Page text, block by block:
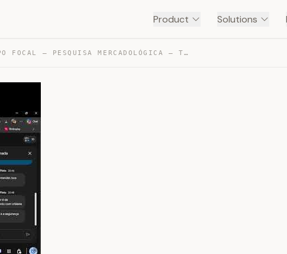
Product Solutions
GRUPO FOCAL – PESQUISA MERCADOLÓGICA — TRANSCRIPT